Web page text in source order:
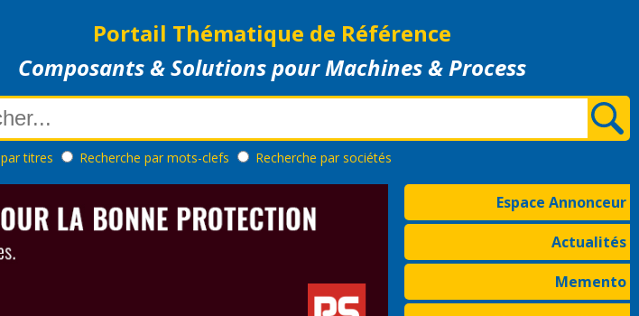
Portail Thématique de Référence
Composants & Solutions pour Machines & Process
par titres Recherche par mots-clefs Recherche par sociétés
Espace Annonceur
Actualités
Memento